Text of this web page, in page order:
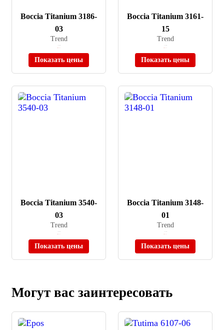
Boccia Titanium 3186-
03
Trend
Показать цены
Boccia Titanium 3161-
15
Trend
Показать цены
Boccia Titanium 3540-
03
Trend
Показать цены
Boccia Titanium 3148-
01
Trend
Показать цены
Могут вас заинтересовать